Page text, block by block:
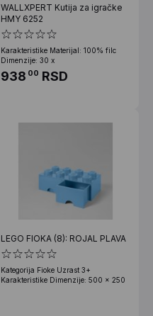
WALLXPERT Kutija za igračke
HMY 6252
Karakteristike Materijal: 100% filc
Dimenzije: 30 x
938 00 RSD
LEGO FIOKA (8): ROJAL PLAVA
Kategorija Fioke Uzrast 3+
Karakteristike Dimenzije: 500 x 250